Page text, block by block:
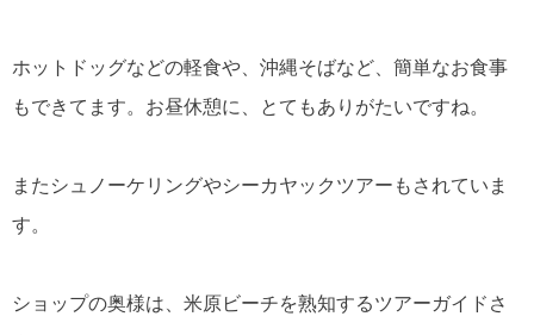
ホットドッグなどの軽食や、沖縄そばなど、簡単なお食事
もできてます。お昼休憩に、とてもありがたいですね。
またシュノーケリングやシーカヤックツアーもされていま
す。
ショップの奥様は、米原ビーチを熟知するツアーガイドさ